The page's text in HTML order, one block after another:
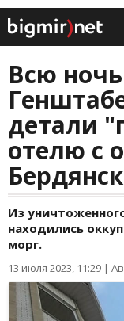
Всю
детали
отелю с
Из
находились
морг.
13 июля 2023, 11:29 |